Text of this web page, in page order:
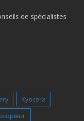
de spécialistes
Kyocera